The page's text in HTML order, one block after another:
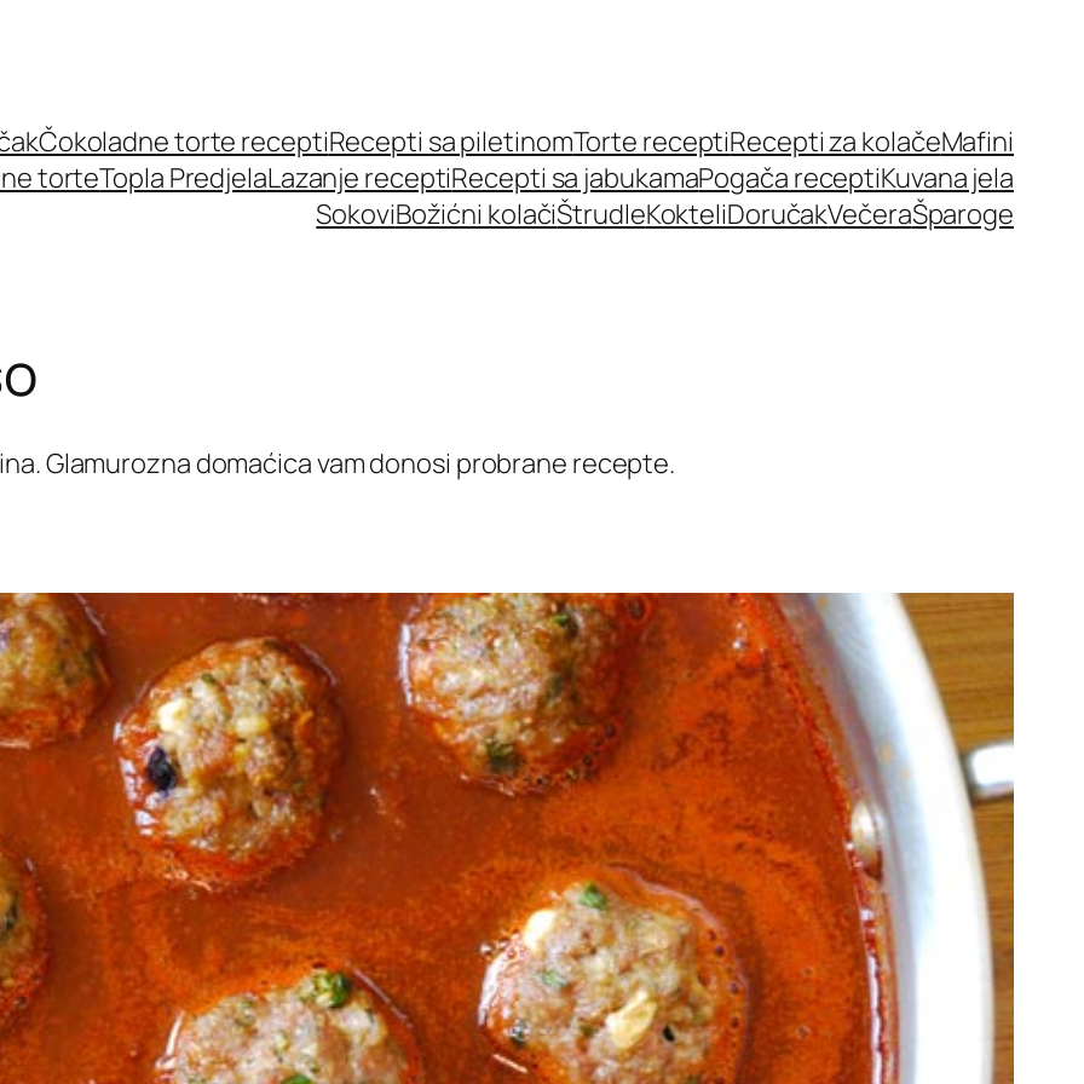
Čokoladne torte receptiRecepti sa piletinomTorte receptiRecepti za kolačeMafini
torteTopla PredjelaLazanje receptiRecepti sa jabukamaPogača receptiKuvana jela
SokoviBožićni kolačiŠtrudleKokteliDoručakVečeraŠparoge
Glamurozna domaćica vam donosi probrane recepte.